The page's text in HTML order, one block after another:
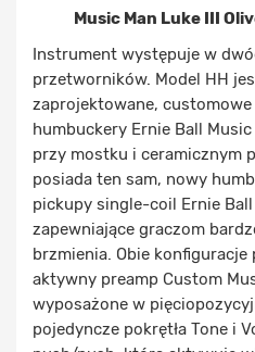
Music Man Luke III
Instrument występuje w
przetworników. Model HH
zaprojektowane,
humbuckery Ernie Ball
przy mostku i ceramicznym
posiada ten sam, nowy
pickupy single-coil Ernie
zapewniające graczom
brzmienia. Obie
aktywny preamp Custom
wyposażone w
pojedyncze pokrętła Tone i